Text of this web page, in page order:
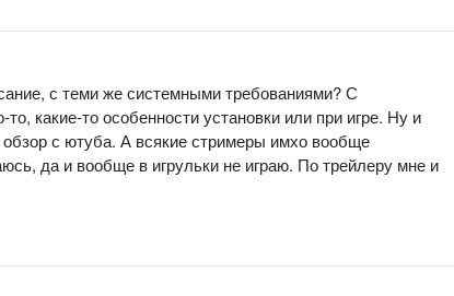
с теми же системными требованиями? С
какие-то особенности установки или при игре. Ну и
с ютуба. А всякие стримеры имхо вообще
да и вообще в игрульки не играю. По трейлеру мне и